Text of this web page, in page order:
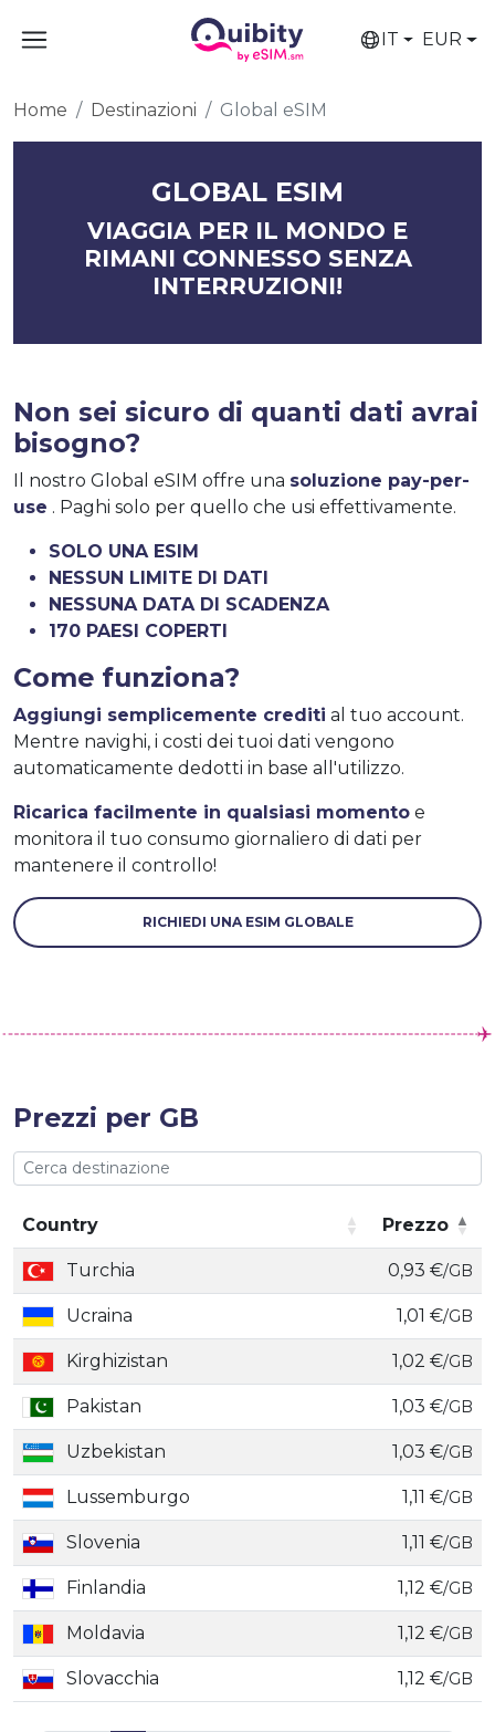
IT EUR
Home Destinazioni Global eSIM
GLOBAL ESIM
VIAGGIA PER IL MONDO E
RIMANI CONNESSO SENZA
INTERRUZIONI!
Non sei sicuro di quanti dati avrai
bisogno?
Il nostro Global eSIM offre una soluzione pay-per-
use . Paghi solo per quello che usi effettivamente.
SOLO UNA ESIM
NESSUN LIMITE DI DATI
NESSUNA DATA DI SCADENZA
170 PAESI COPERTI
Come funziona?
Aggiungi semplicemente crediti al tuo account.
Mentre navighi, i costi dei tuoi dati vengono
automaticamente dedotti in base all'utilizzo.
Ricarica facilmente in qualsiasi momento e
monitora il tuo consumo giornaliero di dati per
mantenere il controllo!
RICHIEDI UNA ESIM GLOBALE
Prezzi per GB
Country
Prezzo
Country
Prezzo
Turchia 0,93 €/GB
Ucraina 1,01 €/GB
Kirghizistan 1,02 €/GB
Pakistan 1,03 €/GB
Uzbekistan 1,03 €/GB
Lussemburgo 1,11 €/GB
Slovenia 1,11 €/GB
Finlandia 1,12 €/GB
Moldavia 1,12 €/GB
Slovacchia 1,12 €/GB